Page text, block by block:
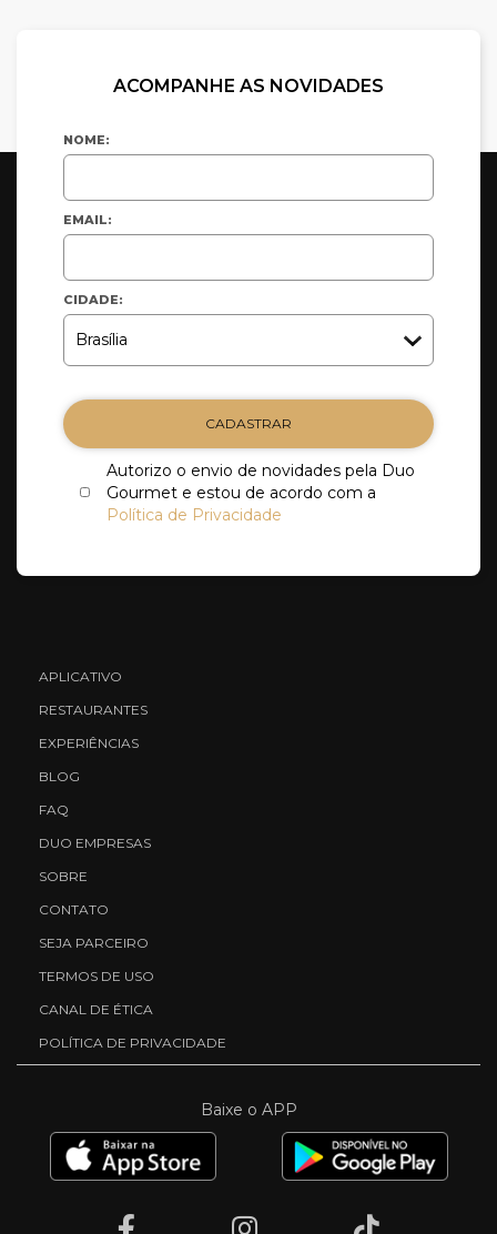
ACOMPANHE AS NOVIDADES
NOME:
EMAIL:
CIDADE:
CADASTRAR
Autorizo o envio de novidades pela Duo
Gourmet e estou de acordo com a
Política de Privacidade
APLICATIVO
RESTAURANTES
EXPERIÊNCIAS
BLOG
FAQ
DUO EMPRESAS
SOBRE
CONTATO
SEJA PARCEIRO
TERMOS DE USO
CANAL DE ÉTICA
POLÍTICA DE PRIVACIDADE
Baixe o APP